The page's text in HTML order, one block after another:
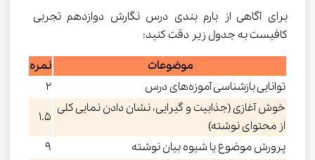
برای آگاهی از بارم بندی درس نگارش دوازدهم تجربی
کافیست به جدول زیر دقت کنید:
موضوعات
نمره
توانایی بازشناسی آموزه‌های درس
۲
خوش آغازی (جذابیت و گیرایی، نشان دادن نمایی کلی
از محتوای نوشته)
۱.۵
پرورش موضوع یا شیوه بیان نوشته
۹